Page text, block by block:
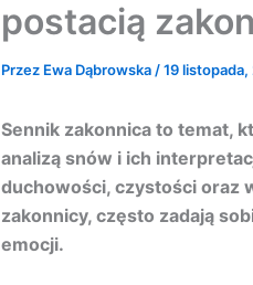
postacią
Przez Ewa Dąbrowska /19
Sennik zakonnica to temat,
analizą snów i ich
duchowości, czystości oraz
zakonnicy, często zadają
emocji.